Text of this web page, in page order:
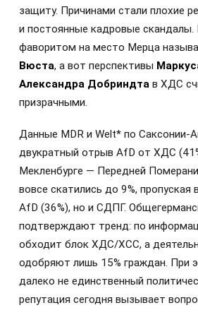
защиту. Причинами стали плохие
и постоянные кадровые скандалы.
фаворитом на место Мерца
Вюста, а вот перспективы
Александра Добриндта в ХДС
призрачными.
Данные MDR и Welt* по Саксонии-
двукратный отрыв AfD от ХДС
Мекленбурге — Передней
вовсе скатились до 9%, пропуская
AfD (36%), но и СДПГ.
подтверждают тренд: по
обходит блок ХДС/ХСС, а
одобряют лишь 15% граждан. При
далеко не единственный
репутация сегодня вызывает